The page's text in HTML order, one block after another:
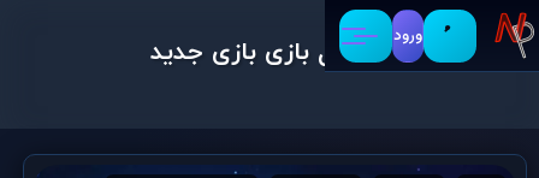
ورودکنسول بازی بازی جدید